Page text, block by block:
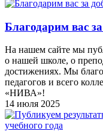
Благодарим вас
На нашем сайте мы
о нашей школе, о
достижениях. Мы
педагогов и всего
«НИВА»!
14 июля 2025